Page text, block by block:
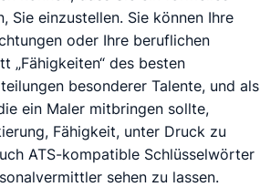
Sie einzustellen. Sie können Ihre
oder Ihre beruflichen
„Fähigkeiten“ des besten
besonderer Talente, und als
ein Maler mitbringen sollte,
Fähigkeit, unter Druck zu
ATS-kompatible Schlüsselwörter
sehen zu lassen.